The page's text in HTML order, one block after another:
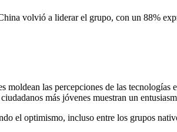
volvió a liderar el grupo, con un 88%
las percepciones de las tecnologías
más jóvenes muestran un
el optimismo, incluso entre los grupos